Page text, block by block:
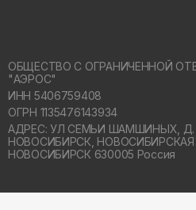
ОБЩЕСТВО С ОГРАНИЧЕННОЙ
"АЭРОС"
ИНН 5406759408
ОГРН 1135476143934
АДРЕС: УЛ СЕМЬИ ШАМШИНЫХ, Д.
НОВОСИБИРСК,
НОВОСИБИРСК 630005 Россия